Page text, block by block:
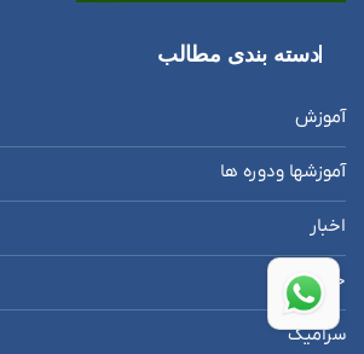
دسته بندی مطالب
آموزش
آموزشها ودوره ها
اخبار
خاک سرخ
سرامیک